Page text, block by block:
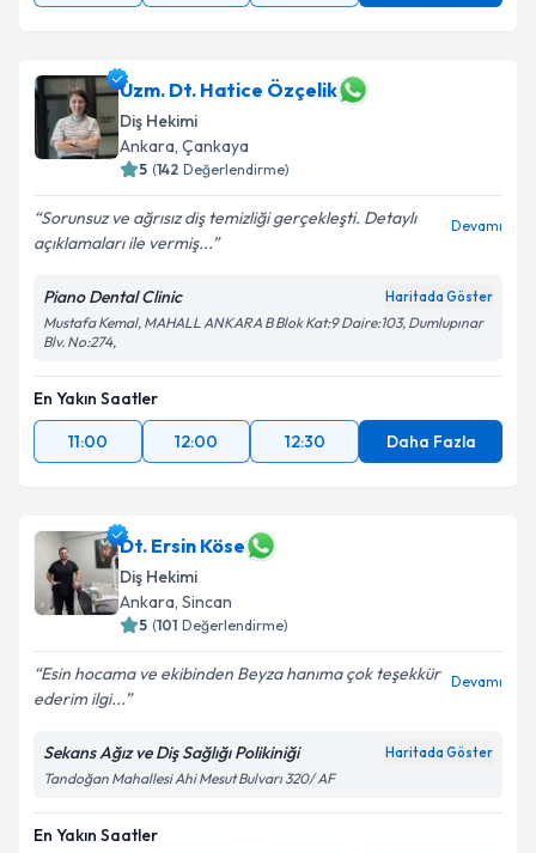
Uzm. Dt. Hatice Özçelik
Diş Hekimi
Ankara, Çankaya
5 (142 Değerlendirme)
Sorunsuz ve ağrısız diş temizliği gerçekleşti. Detaylı
açıklamaları ile vermiş...
Devamı
Piano Dental Clinic Haritada Göster
Mustafa Kemal, MAHALL ANKARA B Blok Kat:9 Daire:103, Dumlupınar
Blv. No:274,
En Yakın Saatler
11:00
12:00 12:30 Daha Fazla
Dt. Ersin Köse
Diş Hekimi
Ankara, Sincan
5 (101 Değerlendirme)
Esin hocama ve ekibinden Beyza hanıma çok teşekkür
ederim ilgi...
Devamı
Sekans Ağız ve Diş Sağlığı Polikiniği Haritada Göster
Tandoğan Mahallesi Ahi Mesut Bulvarı 320/ AF
En Yakın Saatler